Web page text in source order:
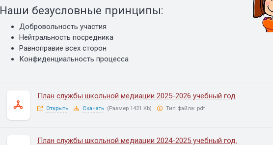
Наши безусловные принципы:
Добровольность участия
Нейтральность посредника
Равноправие всех сторон
Конфиденциальность процесса
План службы школьной медиации 2025-2026 учебный год
Открыть Скачать (Размер 1421 Kb) Тип файла: pdf
План службы школьной медиации 2024-2025 учебный год.